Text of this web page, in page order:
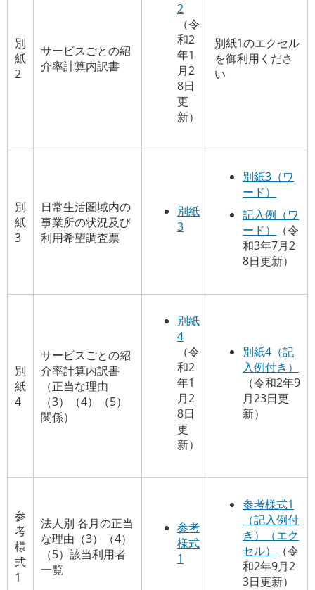
別
紙
2
サービスごとの紹
介率計算内訳書
2
（令
和2
年1
月2
8日
更
新）
別紙1のエクセル
を御利用くださ
い
別
紙
3
日常生活圏域内の
事業所の状況及び
利用希望調査票
別紙
3
別紙3（ワ
ード）
記入例（ワ
ード）
（令
和3年7月2
8日更新）
別
紙
4
サービスごとの紹
介率計算内訳書
（正当な理由
（3）（4）（5）
関係）
別紙
4
（令
和2
年1
月2
8日
更
新）
別紙4（記
入例付き）
（令和2年9
月23日更
新）
参
考
様
式
1
法人別 各月の正当
な理由（3）（4）
（5）該当利用者
一覧
参考
様式
1
参考様式1
（記入例付
き）（エク
セル）
（令
和2年9月2
3日更新）